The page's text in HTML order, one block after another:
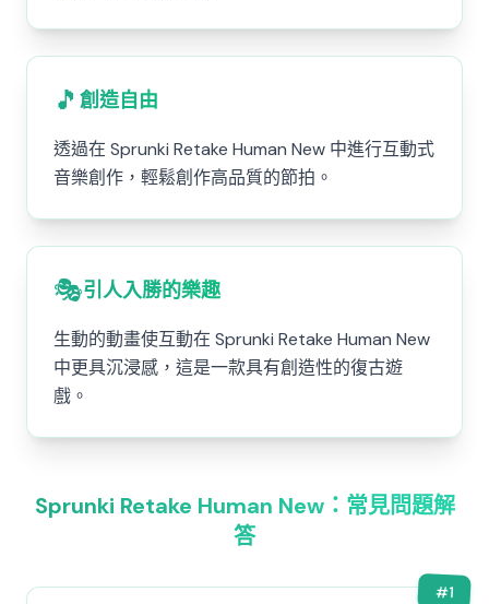
🎵 創造自由
透過在 Sprunki Retake Human New 中進行互動式
音樂創作，輕鬆創作高品質的節拍。
🎭引人入勝的樂趣
生動的動畫使互動在 Sprunki Retake Human New
中更具沉浸感，這是一款具有創造性的復古遊
戲。
Sprunki Retake Human New：常見問題解
答
#1